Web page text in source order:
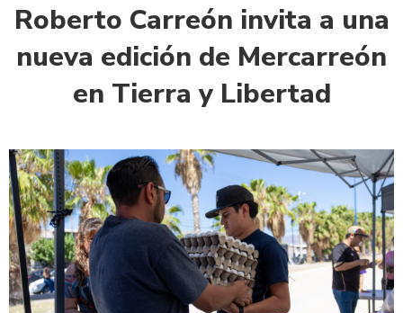
Roberto Carreón invita a una
nueva edición de Mercarreón
en Tierra y Libertad